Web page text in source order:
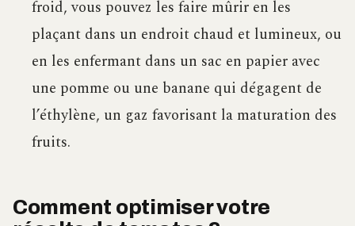
froid, vous pouvez les faire mûrir en les
plaçant dans un endroit chaud et lumineux, ou
en les enfermant dans un sac en papier avec
une pomme ou une banane qui dégagent de
l’éthylène, un gaz favorisant la maturation des
fruits.
Comment optimiser votre